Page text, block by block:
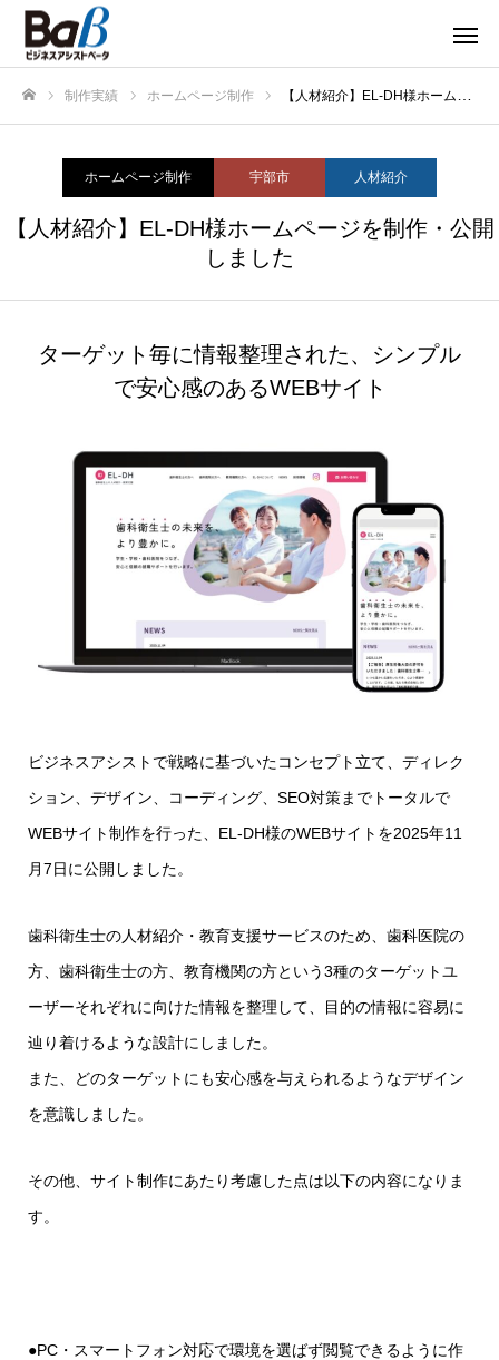
制作実績 ホームページ制作 【人材紹介】EL-DH様ホームページを制作・公開しました
ホームページ制作 宇部市 人材紹介
【人材紹介】EL-DH様ホームページを制作・公開
しました
ターゲット毎に情報整理された、シンプル
で安心感のあるWEBサイト
ビジネスアシストで戦略に基づいたコンセプト立て、ディレク
ション、デザイン、コーディング、SEO対策までトータルで
WEBサイト制作を行った、EL-DH様のWEBサイトを2025年11
月7日に公開しました。
歯科衛生士の人材紹介・教育支援サービスのため、歯科医院の
方、歯科衛生士の方、教育機関の方という3種のターゲットユ
ーザーそれぞれに向けた情報を整理して、目的の情報に容易に
辿り着けるような設計にしました。
また、どのターゲットにも安心感を与えられるようなデザイン
を意識しました。
その他、サイト制作にあたり考慮した点は以下の内容になりま
す。
●PC・スマートフォン対応で環境を選ばず閲覧できるように作